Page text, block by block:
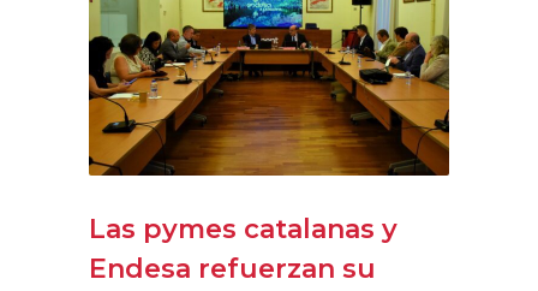
Las pymes catalanas y
Endesa refuerzan su